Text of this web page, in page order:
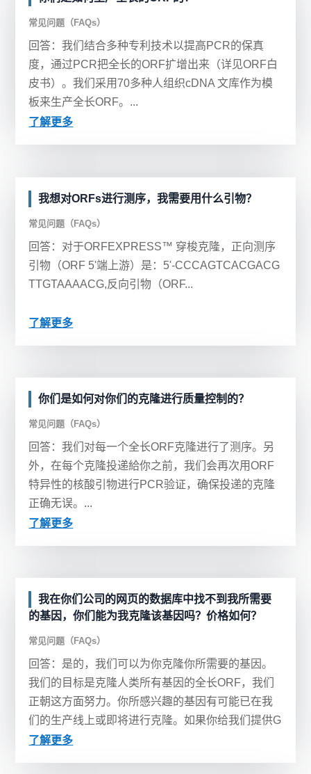
常见问题（FAQs）
回答：我们结合多种专利技术以提高PCR的保真
度，通过PCR把全长的ORF扩增出来（详见ORF白
皮书）。我们采用70多种人组织cDNA 文库作为模
板来生产全长ORF。...
了解更多
我想对ORFs进行测序，我需要用什么引物？
常见问题（FAQs）
回答：对于ORFEXPRESS™ 穿梭克隆，正向测序
引物（ORF 5'端上游）是：5'-CCCAGTCACGACG
TTGTAAAACG,反向引物（ORF...
了解更多
你们是如何对你们的克隆进行质量控制的？
常见问题（FAQs）
回答：我们对每一个全长ORF克隆进行了测序。另
外，在每个克隆投递給你之前，我们会再次用ORF
特异性的核酸引物进行PCR验证，确保投递的克隆
正确无误。...
了解更多
我在你们公司的网页的数据库中找不到我所需要
的基因，你们能为我克隆该基因吗？价格如何？
常见问题（FAQs）
回答：是的，我们可以为你克隆你所需要的基因。
我们的目标是克隆人类所有基因的全长ORF，我们
正朝这方面努力。你所感兴趣的基因有可能已在我
们的生产线上或即将进行克隆。如果你给我们提供G
enBank...
了解更多